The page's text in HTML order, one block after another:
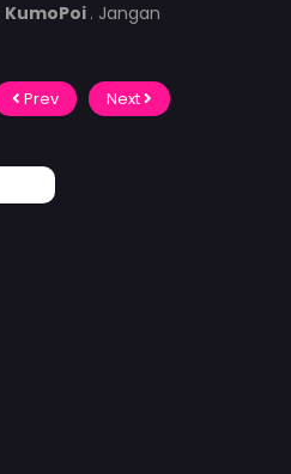
KumoPoi . Jangan
Prev Next